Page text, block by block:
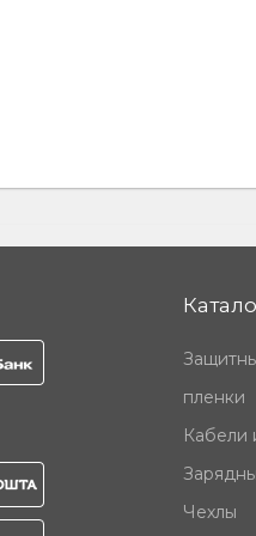
пленки
Кабели
Чехлы